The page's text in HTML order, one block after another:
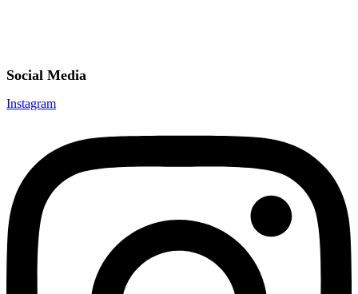
Social Media
Instagram